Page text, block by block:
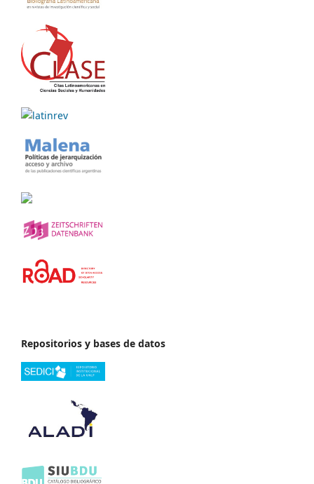
Repositorios y bases de datos